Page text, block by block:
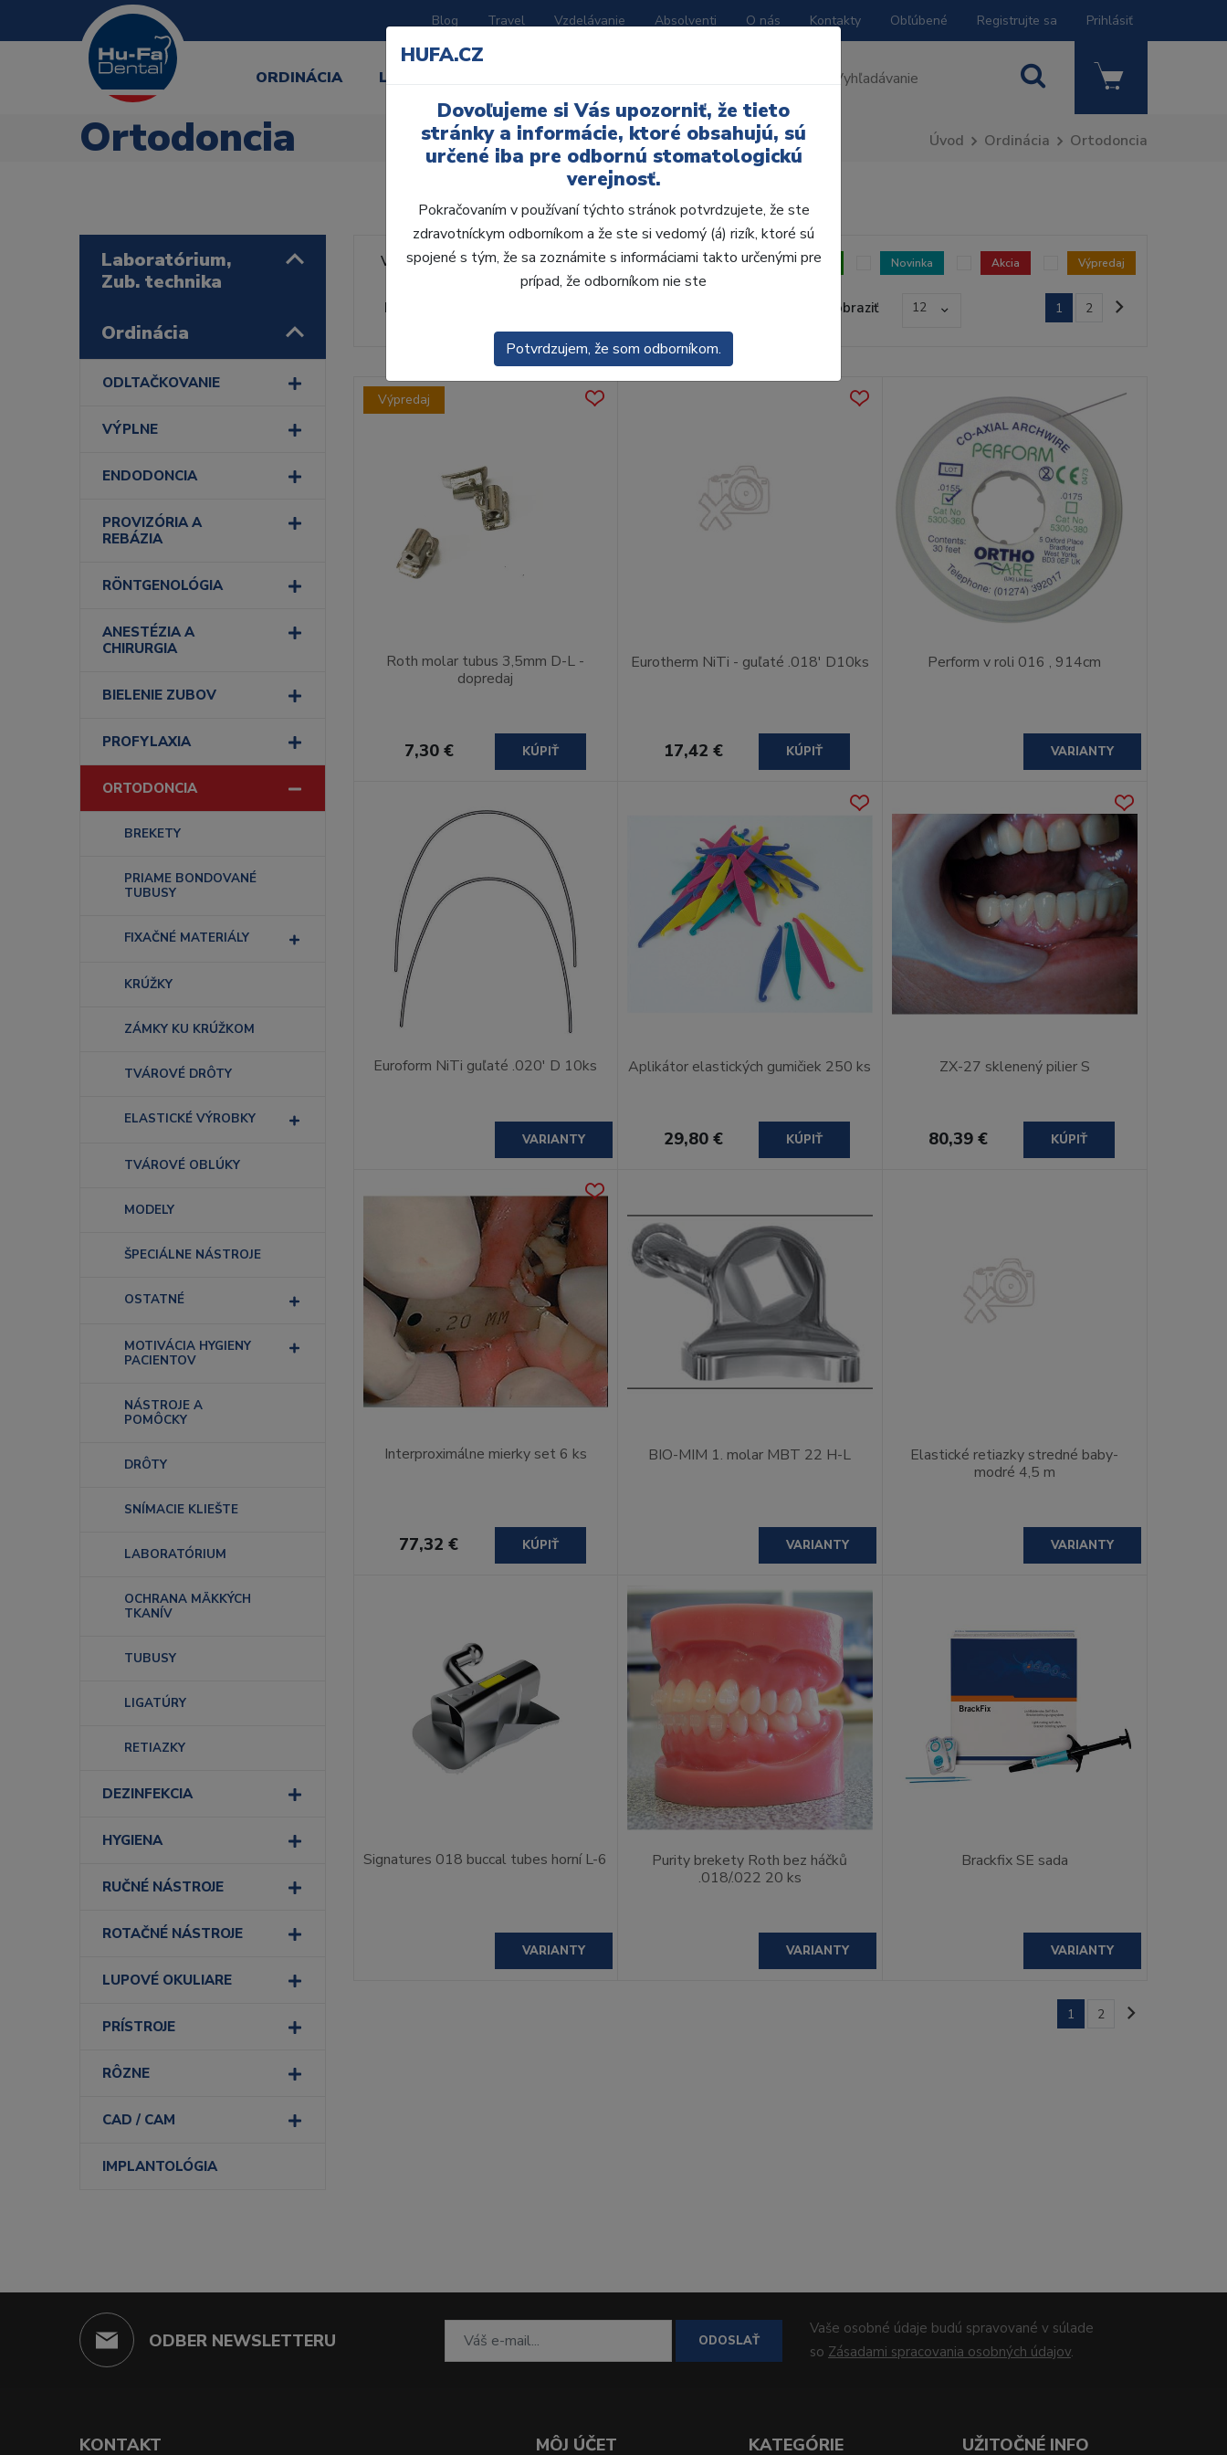
Blog Travel Vzdelávanie Absolventi O nás Kontakty Obľúbené Registrujte sa Prihlásiť
ORDINÁCIA LABORATÓRIUM
Ortodoncia Úvod Ordinácia Ortodoncia
Laboratórium,
Zub. technika
Ordinácia
ODLTAČKOVANIE
VÝPLNE
ENDODONCIA
PROVIZÓRIA A
REBÁZIA
RÖNTGENOLÓGIA
ANESTÉZIA A
CHIRURGIA
BIELENIE ZUBOV
PROFYLAXIA
ORTODONCIA
BREKETY
PRIAME BONDOVANÉ
TUBUSY
FIXAČNÉ MATERIÁLY
KRÚŽKY
ZÁMKY KU KRÚŽKOM
TVÁROVÉ DRÔTY
ELASTICKÉ VÝROBKY
TVÁROVÉ OBLÚKY
MODELY
ŠPECIÁLNE NÁSTROJE
OSTATNÉ
MOTIVÁCIA HYGIENY
PACIENTOV
NÁSTROJE A
POMÔCKY
DRÔTY
SNÍMACIE KLIEŠTE
LABORATÓRIUM
OCHRANA MÄKKÝCH
TKANÍV
TUBUSY
LIGATÚRY
RETIAZKY
DEZINFEKCIA
HYGIENA
RUČNÉ NÁSTROJE
ROTAČNÉ NÁSTROJE
LUPOVÉ OKULIARE
PRÍSTROJE
RÔZNE
CAD / CAM
IMPLANTOLÓGIA
Výrobca: Skladom Novinka Akcia Výpredaj
Radenie Zobraziť 12 1 2
Výpredaj
Roth molar tubus 3,5mm D-L -
dopredaj
7,30 € KÚPIŤ
Eurotherm NiTi - guľaté .018' D10ks
17,42 € KÚPIŤ
Perform v roli 016 , 914cm
VARIANTY
Euroform NiTi guľaté .020' D 10ks
VARIANTY
Aplikátor elastických gumičiek 250 ks
29,80 € KÚPIŤ
ZX-27 sklenený pilier S
80,39 € KÚPIŤ
Interproximálne mierky set 6 ks
77,32 € KÚPIŤ
BIO-MIM 1. molar MBT 22 H-L
VARIANTY
Elastické retiazky stredné baby-
modré 4,5 m
VARIANTY
Signatures 018 buccal tubes horní L-6
VARIANTY
Purity brekety Roth bez háčků
.018/.022 20 ks
VARIANTY
Brackfix SE sada
VARIANTY
1 2
ODBER NEWSLETTERU ODOSLAŤ
Vaše osobné údaje budú spravované v súlade
so Zásadami spracovania osobných údajov.
KONTAKT MÔJ ÚČET KATEGÓRIE UŽITOČNÉ INFO
HUFA.CZ
Dovoľujeme si Vás upozorniť, že tieto
stránky a informácie, ktoré obsahujú, sú
určené iba pre odbornú stomatologickú
verejnosť.
Pokračovaním v používaní týchto stránok potvrdzujete, že ste
zdravotníckym odborníkom a že ste si vedomý (á) rizík, ktoré sú
spojené s tým, že sa zoznámite s informáciami takto určenými pre
prípad, že odborníkom nie ste
Potvrdzujem, že som odborníkom.